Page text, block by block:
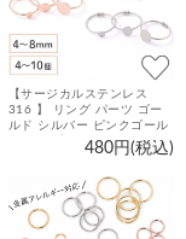
【サージカルステンレス
316 】 リング パーツ ゴー
ルド シルバー ピンクゴール
ド タイプA 4mm / 6mm /
8mm 4個～10個 指輪 台座
480円(税込)